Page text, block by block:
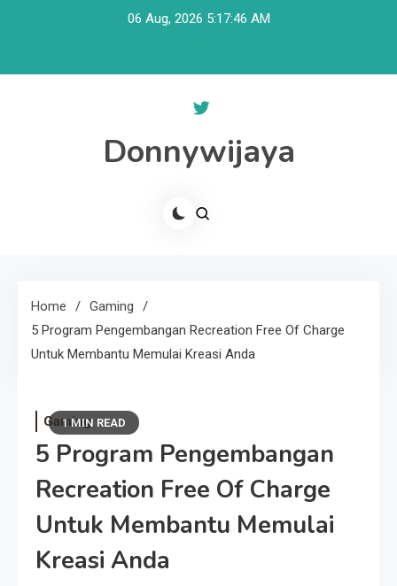
06 Aug, 2026 5:17:46 AM
Donnywijaya
Home
Gaming
5 Program Pengembangan Recreation Free Of Charge
Untuk Membantu Memulai Kreasi Anda
1 MIN READ
Gaming
5 Program Pengembangan
Recreation Free Of Charge
Untuk Membantu Memulai
Kreasi Anda